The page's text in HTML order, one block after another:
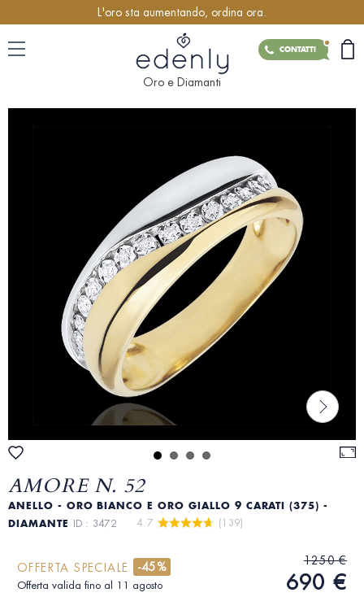
L'oro sta aumentando, ordina ora.
CONTATTI
Oro e Diamanti
AMORE N. 52
ANELLO - ORO BIANCO E ORO GIALLO 9 CARATI (375) -
DIAMANTE ID : 3472 4.7 (139)
OFFERTA SPECIALE -45%
Offerta valida fino al 11 agosto
1250 €
690 €